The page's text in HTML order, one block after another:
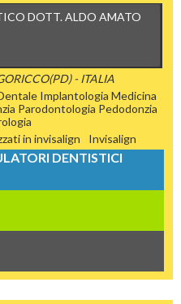
DOTT. ALDO AMATO
- ITALIA
Implantologia Medicina
Parodontologia Pedodonzia
in invisalign
Invisalign
DENTISTICI